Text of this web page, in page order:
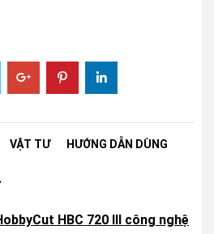
VẬT TƯ HƯỚNG DẪN DÙNG
HBC 720 III công nghệ